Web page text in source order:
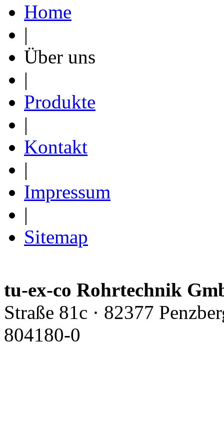
Home
|
Über uns
|
Produkte
|
Kontakt
|
Impressum
|
Sitemap
tu-ex-co Rohrtechnik
Straße 81c · 82377
804180-0